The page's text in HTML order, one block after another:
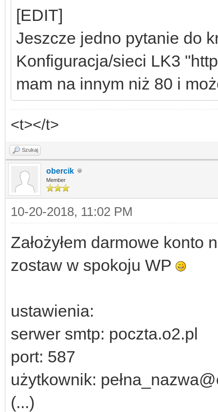
[EDIT]
Jeszcze jedno pytanie do
Konfiguracja/sieci LK3
mam na innym niż 80 i
<t></t>
Szukaj
obercik
Member
10-20-2018, 11:02 PM
Założyłem darmowe konto
zostaw w spokoju WP
ustawienia:
serwer smtp: poczta.o2.pl
port: 587
użytkownik:
(...)